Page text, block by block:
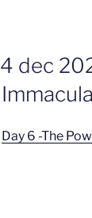
GEPLAATST
OP
4 dec
Day 6 -The